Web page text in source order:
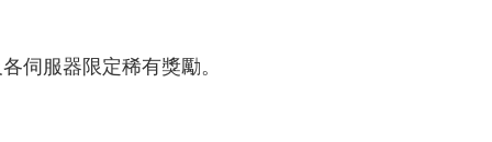
伺服器限定稀有獎勵。